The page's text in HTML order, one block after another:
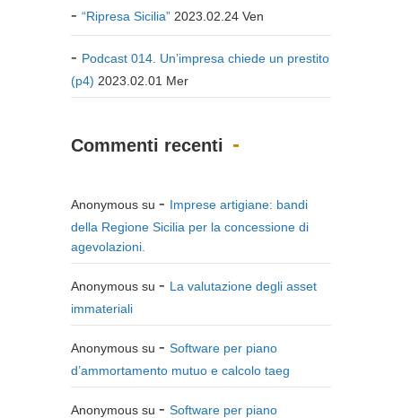
“Ripresa Sicilia” 2023.02.24 Ven
Podcast 014. Un’impresa chiede un prestito
(p4) 2023.02.01 Mer
Commenti recenti
Anonymous su
Imprese artigiane: bandi
della Regione Sicilia per la concessione di
agevolazioni.
Anonymous su
La valutazione degli asset
immateriali
Anonymous su
Software per piano
d’ammortamento mutuo e calcolo taeg
Anonymous su
Software per piano